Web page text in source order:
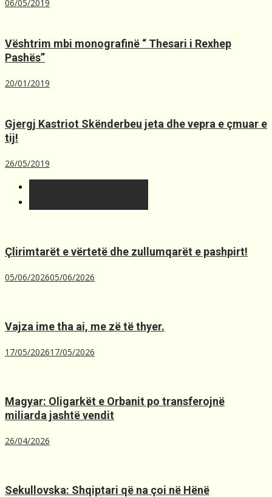
06/05/2019
Vështrim mbi monografinë “ Thesari i Rexhep
Pashës”
20/01/2019
Gjergj Kastriot Skënderbeu jeta dhe vepra e çmuar e
tij!
26/05/2019
Çlirimtarët e vërtetë dhe zullumqarët e pashpirt!
05/06/202605/06/2026
Vajza ime tha ai, me zë të thyer.
17/05/202617/05/2026
Magyar: Oligarkët e Orbanit po transferojnë
miliarda jashtë vendit
26/04/2026
Sekullovska: Shqiptari që na çoi në Hënë